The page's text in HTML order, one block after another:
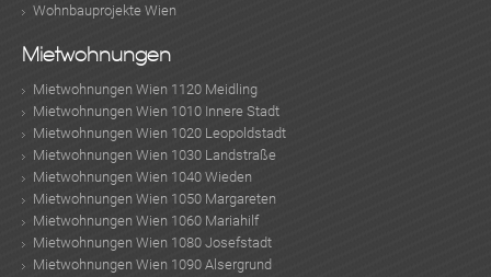
Wohnbauprojekte Wien
Mietwohnungen
Mietwohnungen Wien 1120 Meidling
Mietwohnungen Wien 1010 Innere Stadt
Mietwohnungen Wien 1020 Leopoldstadt
Mietwohnungen Wien 1030 Landstraße
Mietwohnungen Wien 1040 Wieden
Mietwohnungen Wien 1050 Margareten
Mietwohnungen Wien 1060 Mariahilf
Mietwohnungen Wien 1080 Josefstadt
Mietwohnungen Wien 1090 Alsergrund